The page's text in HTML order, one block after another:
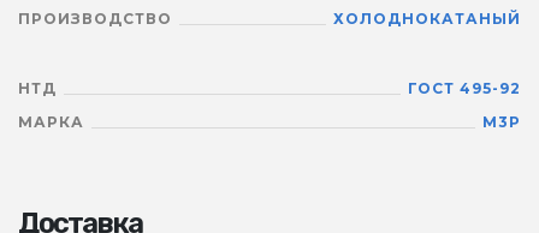
ПРОИЗВОДСТВО
ХОЛОДНОКАТАНЫЙ
НТД
ГОСТ 495-92
МАРКА
М3Р
Доставка